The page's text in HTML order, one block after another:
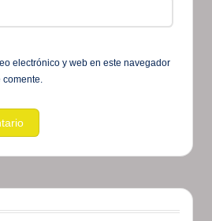
electrónico y web en este navegador
comente.